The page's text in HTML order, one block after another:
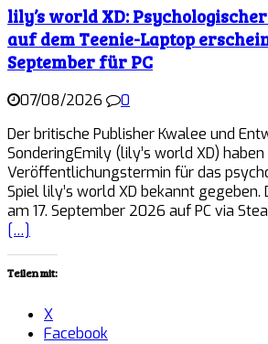
lily’s world XD:
auf dem Teenie-Laptop
September für PC
07/08/2026
0
Der britische Publisher Kwalee und
SonderingEmily (lily’s world XD) haben
Veröffentlichungstermin für das
Spiel lily’s world XD bekannt
am 17. September 2026 auf PC via
[…]
Teilen mit:
X
Facebook